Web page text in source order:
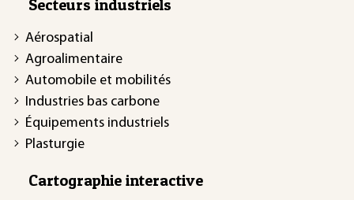
Secteurs industriels
Aérospatial
Agroalimentaire
Automobile et mobilités
Industries bas carbone
Équipements industriels
Plasturgie
Cartographie interactive